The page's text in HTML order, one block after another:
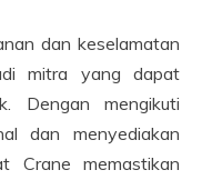
dan keselamatan
mitra yang dapat
Dengan mengikuti
dan menyediakan
Crane memastikan